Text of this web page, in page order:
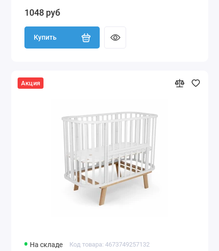
1048 руб
Купить
Акция
На складе Код товара: 4673749257132